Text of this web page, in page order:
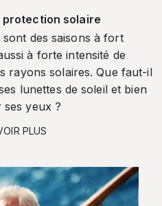
protection solaire
sont des saisons à fort
à forte intensité de
rayons solaires. Que faut-il
lunettes de soleil et bien
ses yeux ?
PLUS